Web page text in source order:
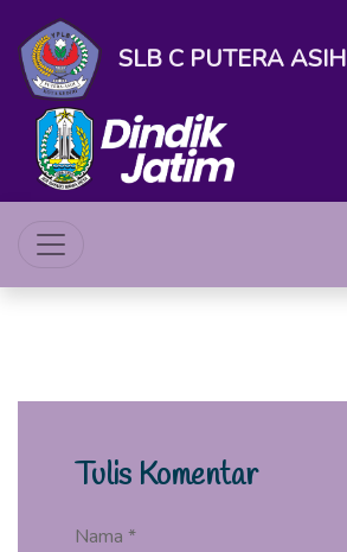
SLB C PUTERA ASIH
Tulis Komentar
Nama *